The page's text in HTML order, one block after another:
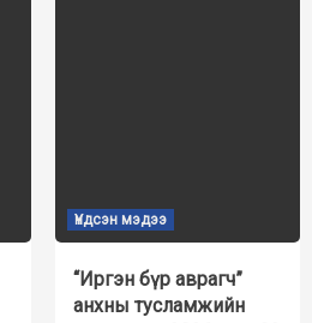
Үндсэн мэдээ
“Иргэн бүр аврагч”
анхны тусламжийн